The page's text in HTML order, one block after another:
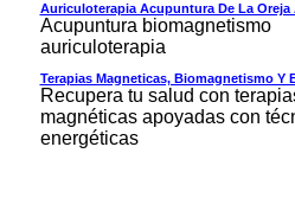
Auriculoterapia Acupuntura De La Oreja
Acupuntura biomagnetismo
auriculoterapia
Terapias Magneticas, Biomagnetismo Y
Recupera tu salud con
magnéticas apoyadas con
energéticas